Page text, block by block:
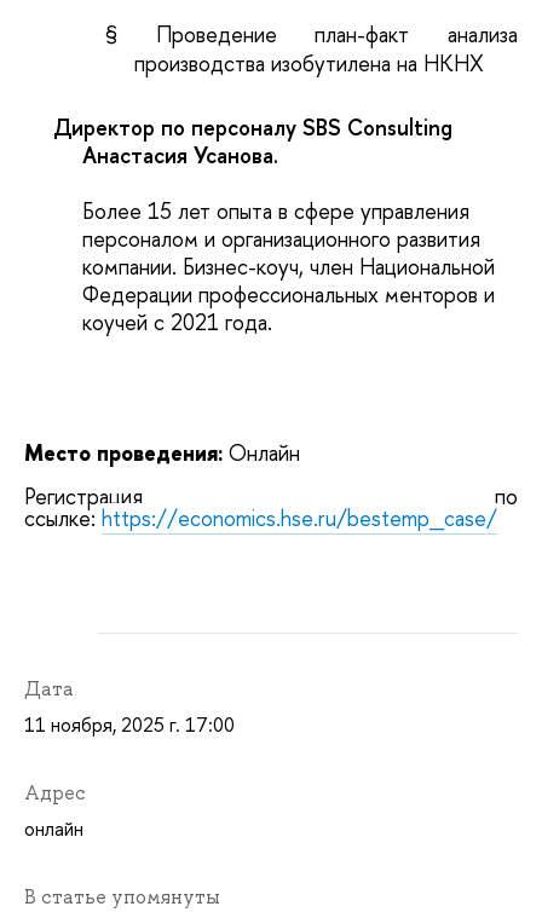
§
Проведение план-факт анализа
производства изобутилена на НКНХ
Директор по персоналу SBS Consulting
Анастасия Усанова.
Более 15 лет опыта в сфере управления
персоналом и организационного развития
компании. Бизнес-коуч, член Национальной
Федерации профессиональных менторов и
коучей с 2021 года.
Место проведения: Онлайн
Регистрация по
ссылке: https://economics.hse.ru/bestemp_case/
Дата
11 ноября, 2025 г. 17:00
Адрес
онлайн
В статье упомянуты